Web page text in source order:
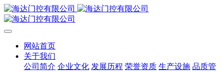
网站首页
关于我们
公司简介 企业文化 发展历程 荣誉资质 生产设施 品质管